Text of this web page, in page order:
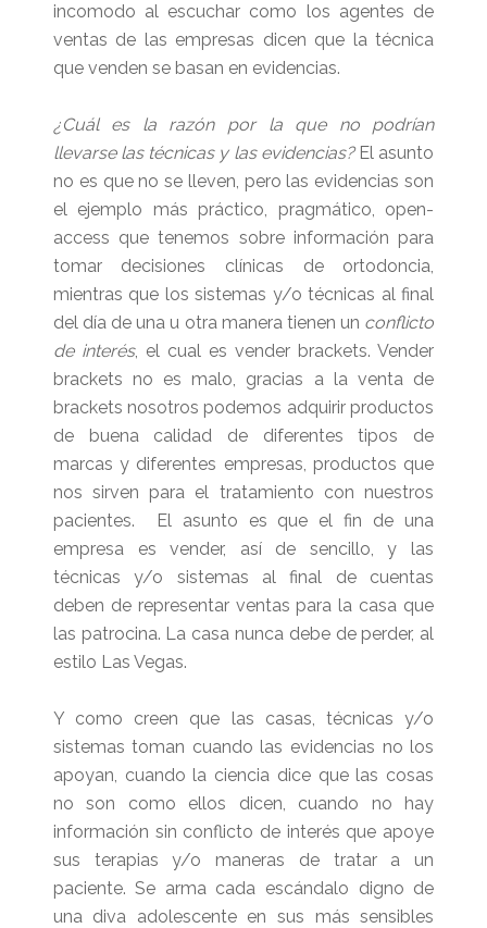
incomodo al escuchar como los agentes de
ventas de las empresas dicen que la técnica
que venden se basan en evidencias.
¿Cuál es la razón por la que no podrían
llevarse las técnicas y las evidencias?El asunto
no es que no se lleven, pero las evidencias son
el ejemplo más práctico, pragmático, open-
access que tenemos sobre información para
tomar decisiones clínicas de ortodoncia,
mientras que los sistemas y/o técnicas al final
del día de una u otra manera tienen un conflicto
de interés, el cual es vender brackets. Vender
brackets no es malo, gracias a la venta de
brackets nosotros podemos adquirir productos
de buena calidad de diferentes tipos de
marcas y diferentes empresas, productos que
nos sirven para el tratamiento con nuestros
pacientes. El asunto es que el fin de una
empresa es vender, así de sencillo, y las
técnicas y/o sistemas al final de cuentas
deben de representar ventas para la casa que
las patrocina. La casa nunca debe de perder, al
estilo Las Vegas.
Y como creen que las casas, técnicas y/o
sistemas toman cuando las evidencias no los
apoyan, cuando la ciencia dice que las cosas
no son como ellos dicen, cuando no hay
información sin conflicto de interés que apoye
sus terapias y/o maneras de tratar a un
paciente. Se arma cada escándalo digno de
una diva adolescente en sus más sensibles